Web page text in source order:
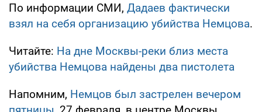
По информации СМИ, Дадаев фактически
взял на себя организацию убийства Немцова.
Читайте: На дне Москвы-реки близ места
убийства Немцова найдены два пистолета
Напомним, Немцов был застрелен вечером